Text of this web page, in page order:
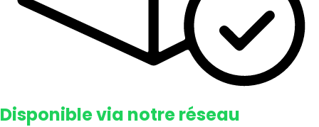
Disponible via notre réseau